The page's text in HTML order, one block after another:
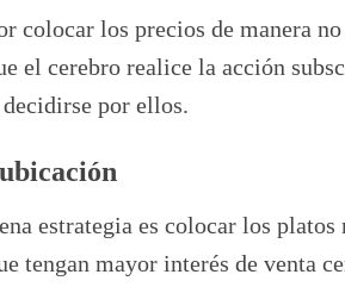
colocar los precios de manera
el cerebro realice la acción
por ellos.
estrategia es colocar los
tengan mayor interés de venta